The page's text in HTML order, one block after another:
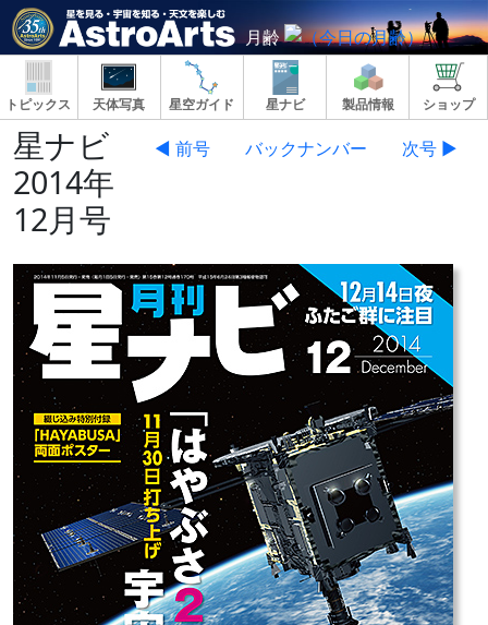
月齢
トピックス 天体写真 星空ガイド 星ナビ 製品情報 ショップ
星ナビ
2014年
12月号
◀ 前号 バックナンバー 次号 ▶